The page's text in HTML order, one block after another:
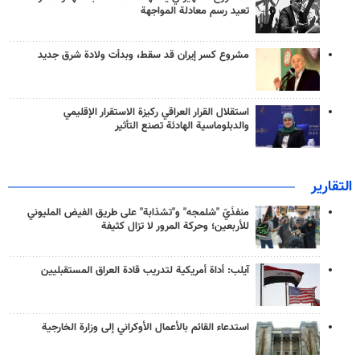
تعيد رسم معادلة المواجهة
مشروع كسر إيران قد سقط، وبدأت ولادة شرق جديد
استقلال القرار العراقي ركيزة الاستقرار الإقليمي
والدبلوماسية الهادئة تصنع التأثير
التقارير
منفذَيّ "شلمجه" و"تشذابة" على طريق الفيض المليوني
للأربعين؛ وحركة المرور لا تزال كثيفة
آيلب: أداة أمريكية لتدريب قادة العراق المستقبليين
استدعاء القائم بالأعمال الأوكراني إلى وزارة الخارجية